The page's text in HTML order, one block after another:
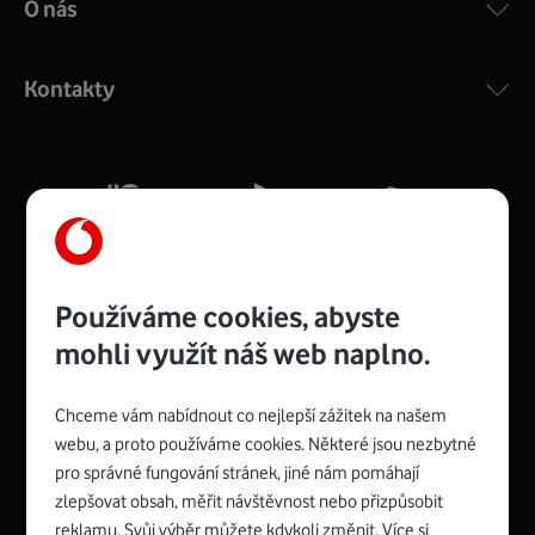
COMPAL CH7465VF
silný signál pro celou domácnost. Kompaktní rozměry 21
Více o COMPAL CH7465VF
Zyxel VMG8623-T50B:
Rozměry modemu jsou 16 x 22 x 7,5 cm (včetně stojánku)
Spojte se s Vodafonem
O nás
Kontakty
Používáme cookies, abyste
mohli využít náš web naplno.
Chceme vám nabídnout co nejlepší zážitek na našem
webu, a proto používáme cookies. Některé jsou nezbytné
pro správné fungování stránek, jiné nám pomáhají
zlepšovat obsah, měřit návštěvnost nebo přizpůsobit
reklamu. Svůj výběr můžete kdykoli změnit. Více si